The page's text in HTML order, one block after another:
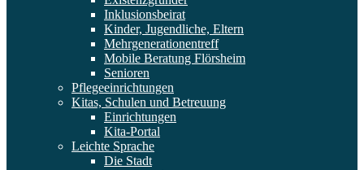
Inklusionsbeirat
Kinder, Jugendliche, Eltern
Mehrgenerationentreff
Mobile Beratung Flörsheim
Senioren
Pflegeeinrichtungen
Kitas, Schulen und Betreuung
Einrichtungen
Kita-Portal
Leichte Sprache
Die Stadt